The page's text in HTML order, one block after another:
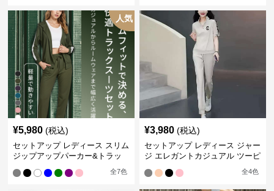
人気
¥5,980 (税込)
セットアップ レディース スリム
ジップアップパーカー&トラッ
全7色
¥3,980 (税込)
セットアップ レディース ジャー
ジ エレガントカジュアル ツーピ
全4色